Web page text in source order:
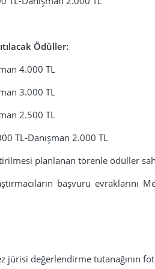
Ödüller:
4.000 TL
3.000 TL
2.500 TL
TL-Danışman 2.000 TL
planlanan törenle ödüller
başvuru evraklarını
jürisi değerlendirme tutanağının